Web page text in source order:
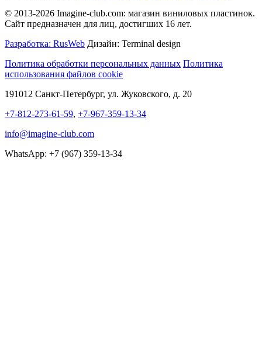
© 2013-2026 Imagine-club.com: магазин виниловых пластинок.
Сайт предназначен для лиц, достигших 16 лет.
Разработка: RusWeb Дизайн: Terminal design
Политика обработки персональных данных Политика
использования файлов cookie
191012 Санкт-Петербург, ул. Жуковского, д. 20
+7-812-273-61-59, +7-967-359-13-34
info@imagine-club.com
WhatsApp: +7 (967) 359-13-34